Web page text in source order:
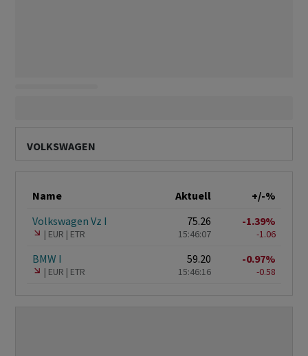
VOLKSWAGEN
Name Aktuell
+/-%
Volkswagen Vz I
EUR ETR
75.26
15:46:07
-1.39%
-1.06
BMW I
EUR ETR
59.20
15:46:16
-0.97%
-0.58